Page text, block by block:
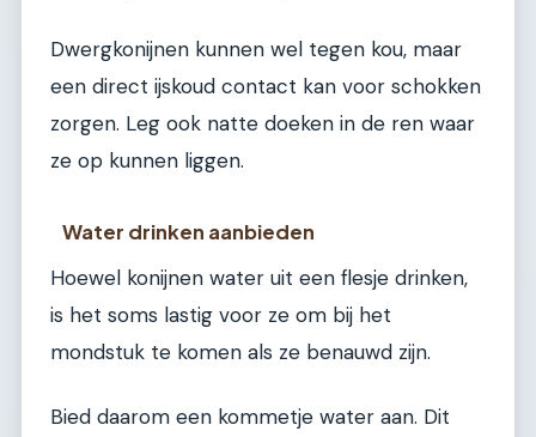
Dwergkonijnen kunnen wel tegen kou, maar
een direct ijskoud contact kan voor schokken
zorgen. Leg ook natte doeken in de ren waar
ze op kunnen liggen.
Water drinken aanbieden
Hoewel konijnen water uit een flesje drinken,
is het soms lastig voor ze om bij het
mondstuk te komen als ze benauwd zijn.
Bied daarom een kommetje water aan. Dit